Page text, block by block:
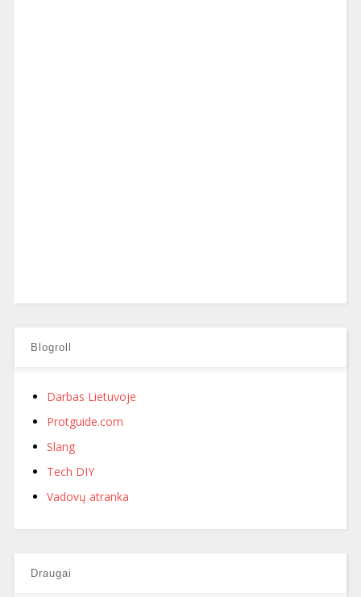
Blogroll
Darbas Lietuvoje
Protguide.com
Slang
Tech DIY
Vadovų atranka
Draugai